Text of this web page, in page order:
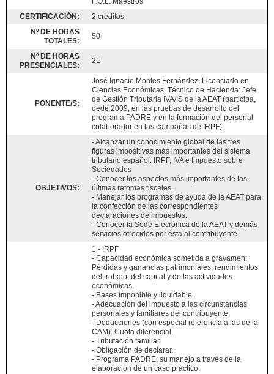
CERTIFICACIÓN:
2 créditos
Nº DE HORAS
TOTALES:
50
Nº DE HORAS
PRESENCIALES:
21
PONENTE/S:
José Ignacio Montes Fernández, Licenciado en
Ciencias Económicas. Técnico de Hacienda: Jefe
de Gestión Tributaria IVA/IS de la AEAT (participa,
dede 2009, en las pruebas de desarrollo del
programa PADRE y en la formación del personal
colaborador en las campañas de IRPF).
OBJETIVOS:
- Alcanzar un conocimiento global de las tres
figuras impositivas más importantes del sistema
tributario español: IRPF, IVA e Impuesto sobre
Sociedades
- Conocer los aspectos más importantes de las
últimas refomas fiscales.
- Manejar los programas de ayuda de la AEAT para
la confección de las correspondientes
declaraciones de impuestos.
- Conocer la Sede Elecrónica de la AEAT y demás
servicios ofrecidos por ésta al contribuyente.
1.- IRPF
- Capacidad económica sometida a gravamen:
Pérdidas y ganancias patrimoniales; rendimientos
del trabajo, del capital y de las actividades
económicas.
- Bases imponible y liquidable .
- Adecuación del impuesto a las circunstancias
personales y familiares del contribuyente.
- Deducciones (con especial referencia a las de la
CAM). Cuota diferencial.
- Tributación familiar.
- Obligación de declarar.
- Programa PADRE: su manejo a través de la
elaboración de un caso práctico.